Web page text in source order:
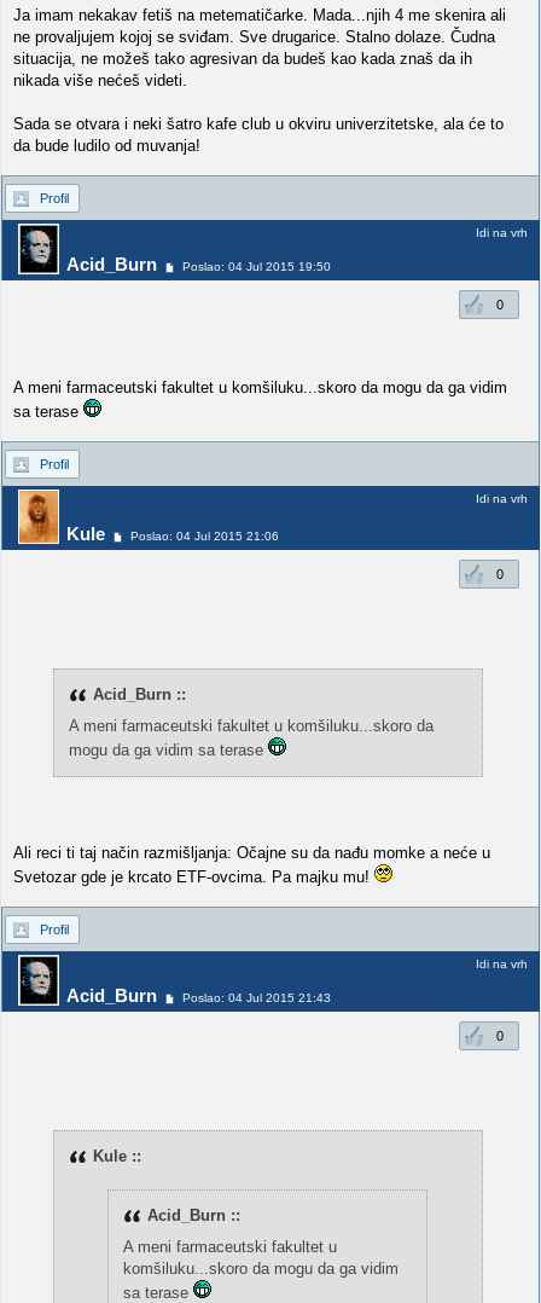
Ja imam nekakav fetiš na metematičarke. Mada...njih 4 me skenira ali
ne provaljujem kojoj se sviđam. Sve drugarice. Stalno dolaze. Čudna
situacija, ne možeš tako agresivan da budeš kao kada znaš da ih
nikada više nećeš videti.
Sada se otvara i neki šatro kafe club u okviru univerzitetske, ala će to
da bude ludilo od muvanja!
Profil
Acid_Burn Poslao: 04 Jul 2015 19:50
Idi na vrh
0
A meni farmaceutski fakultet u komšiluku...skoro da mogu da ga vidim
sa terase
Profil
Kule Poslao: 04 Jul 2015 21:06
Idi na vrh
0
Acid_Burn ::
A meni farmaceutski fakultet u komšiluku...skoro da
mogu da ga vidim sa terase
Ali reci ti taj način razmišljanja: Očajne su da nađu momke a neće u
Svetozar gde je krcato ETF-ovcima. Pa majku mu!
Profil
Acid_Burn Poslao: 04 Jul 2015 21:43
Idi na vrh
0
Kule ::
Acid_Burn ::
A meni farmaceutski fakultet u
komšiluku...skoro da mogu da ga vidim
sa terase